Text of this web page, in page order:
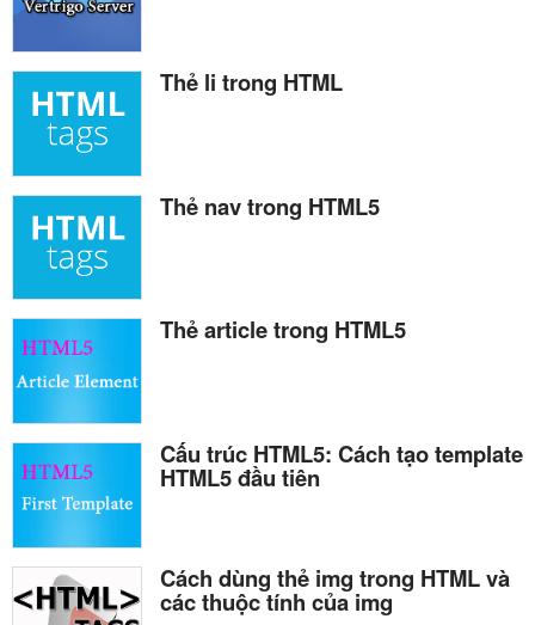
Thẻ li trong HTML
Thẻ nav trong HTML5
Thẻ article trong HTML5
Cấu trúc HTML5: Cách tạo template
HTML5 đầu tiên
Cách dùng thẻ img trong HTML và
các thuộc tính của img